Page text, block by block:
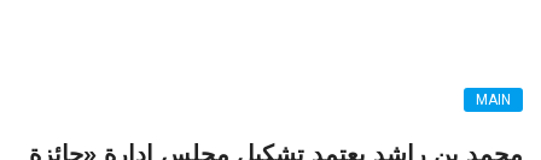
MAIN
محمد بن راشد يعتمد تشكيل مجلس إدارة «جائزة